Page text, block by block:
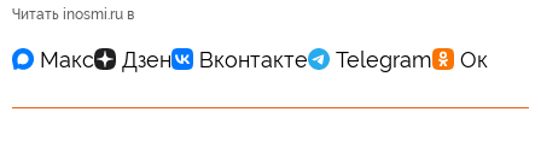
Читать inosmi.ru в